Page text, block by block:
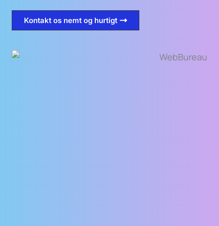
Kontakt os nemt og hurtigt